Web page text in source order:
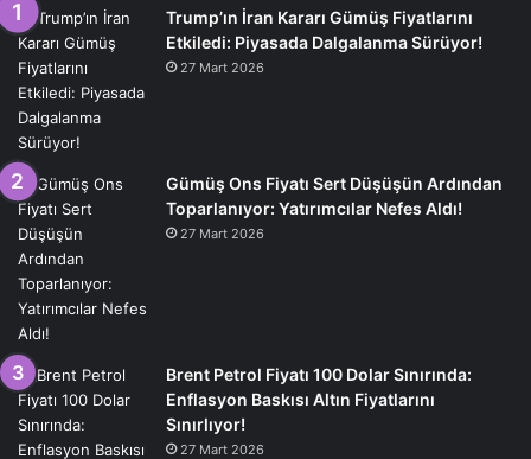
Trump’ın İran Kararı Gümüş Fiyatlarını
Etkiledi: Piyasada Dalgalanma Sürüyor!
27 Mart 2026
Gümüş Ons Fiyatı Sert Düşüşün Ardından
Toparlanıyor: Yatırımcılar Nefes Aldı!
27 Mart 2026
Brent Petrol Fiyatı 100 Dolar Sınırında:
Enflasyon Baskısı Altın Fiyatlarını
Sınırlıyor!
27 Mart 2026